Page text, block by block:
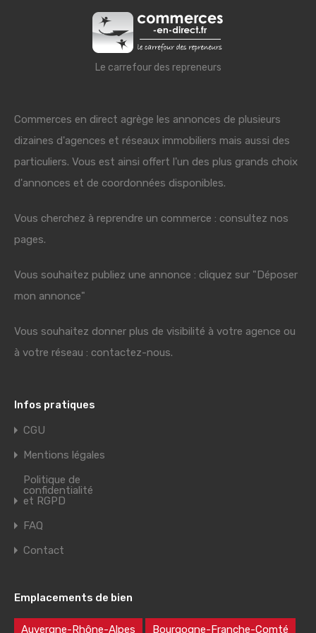
Le carrefour des repreneurs
Commerces en direct agrège les annonces de plusieurs
dizaines d'agences et réseaux immobiliers mais aussi des
particuliers. Vous est ainsi offert l'un des plus grands choix
d'annonces et de coordonnées disponibles.
Vous cherchez à reprendre un commerce : consultez nos
pages.
Vous souhaitez publiez une annonce : cliquez sur "Déposer
mon annonce"
Vous souhaitez donner plus de visibilité à votre agence ou
à votre réseau : contactez-nous.
Infos pratiques
CGU
Mentions légales
Politique de
confidentialité
et RGPD
FAQ
Contact
Emplacements de bien
Auvergne-Rhône-Alpes Bourgogne-Franche-Comté